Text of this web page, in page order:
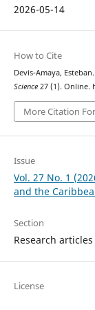
2026-05-14
How to Cite
Devis-Amaya,
Science27 (1). Online.
More Citation
Issue
Vol. 27 No. 1
and the
Section
Research articles
License